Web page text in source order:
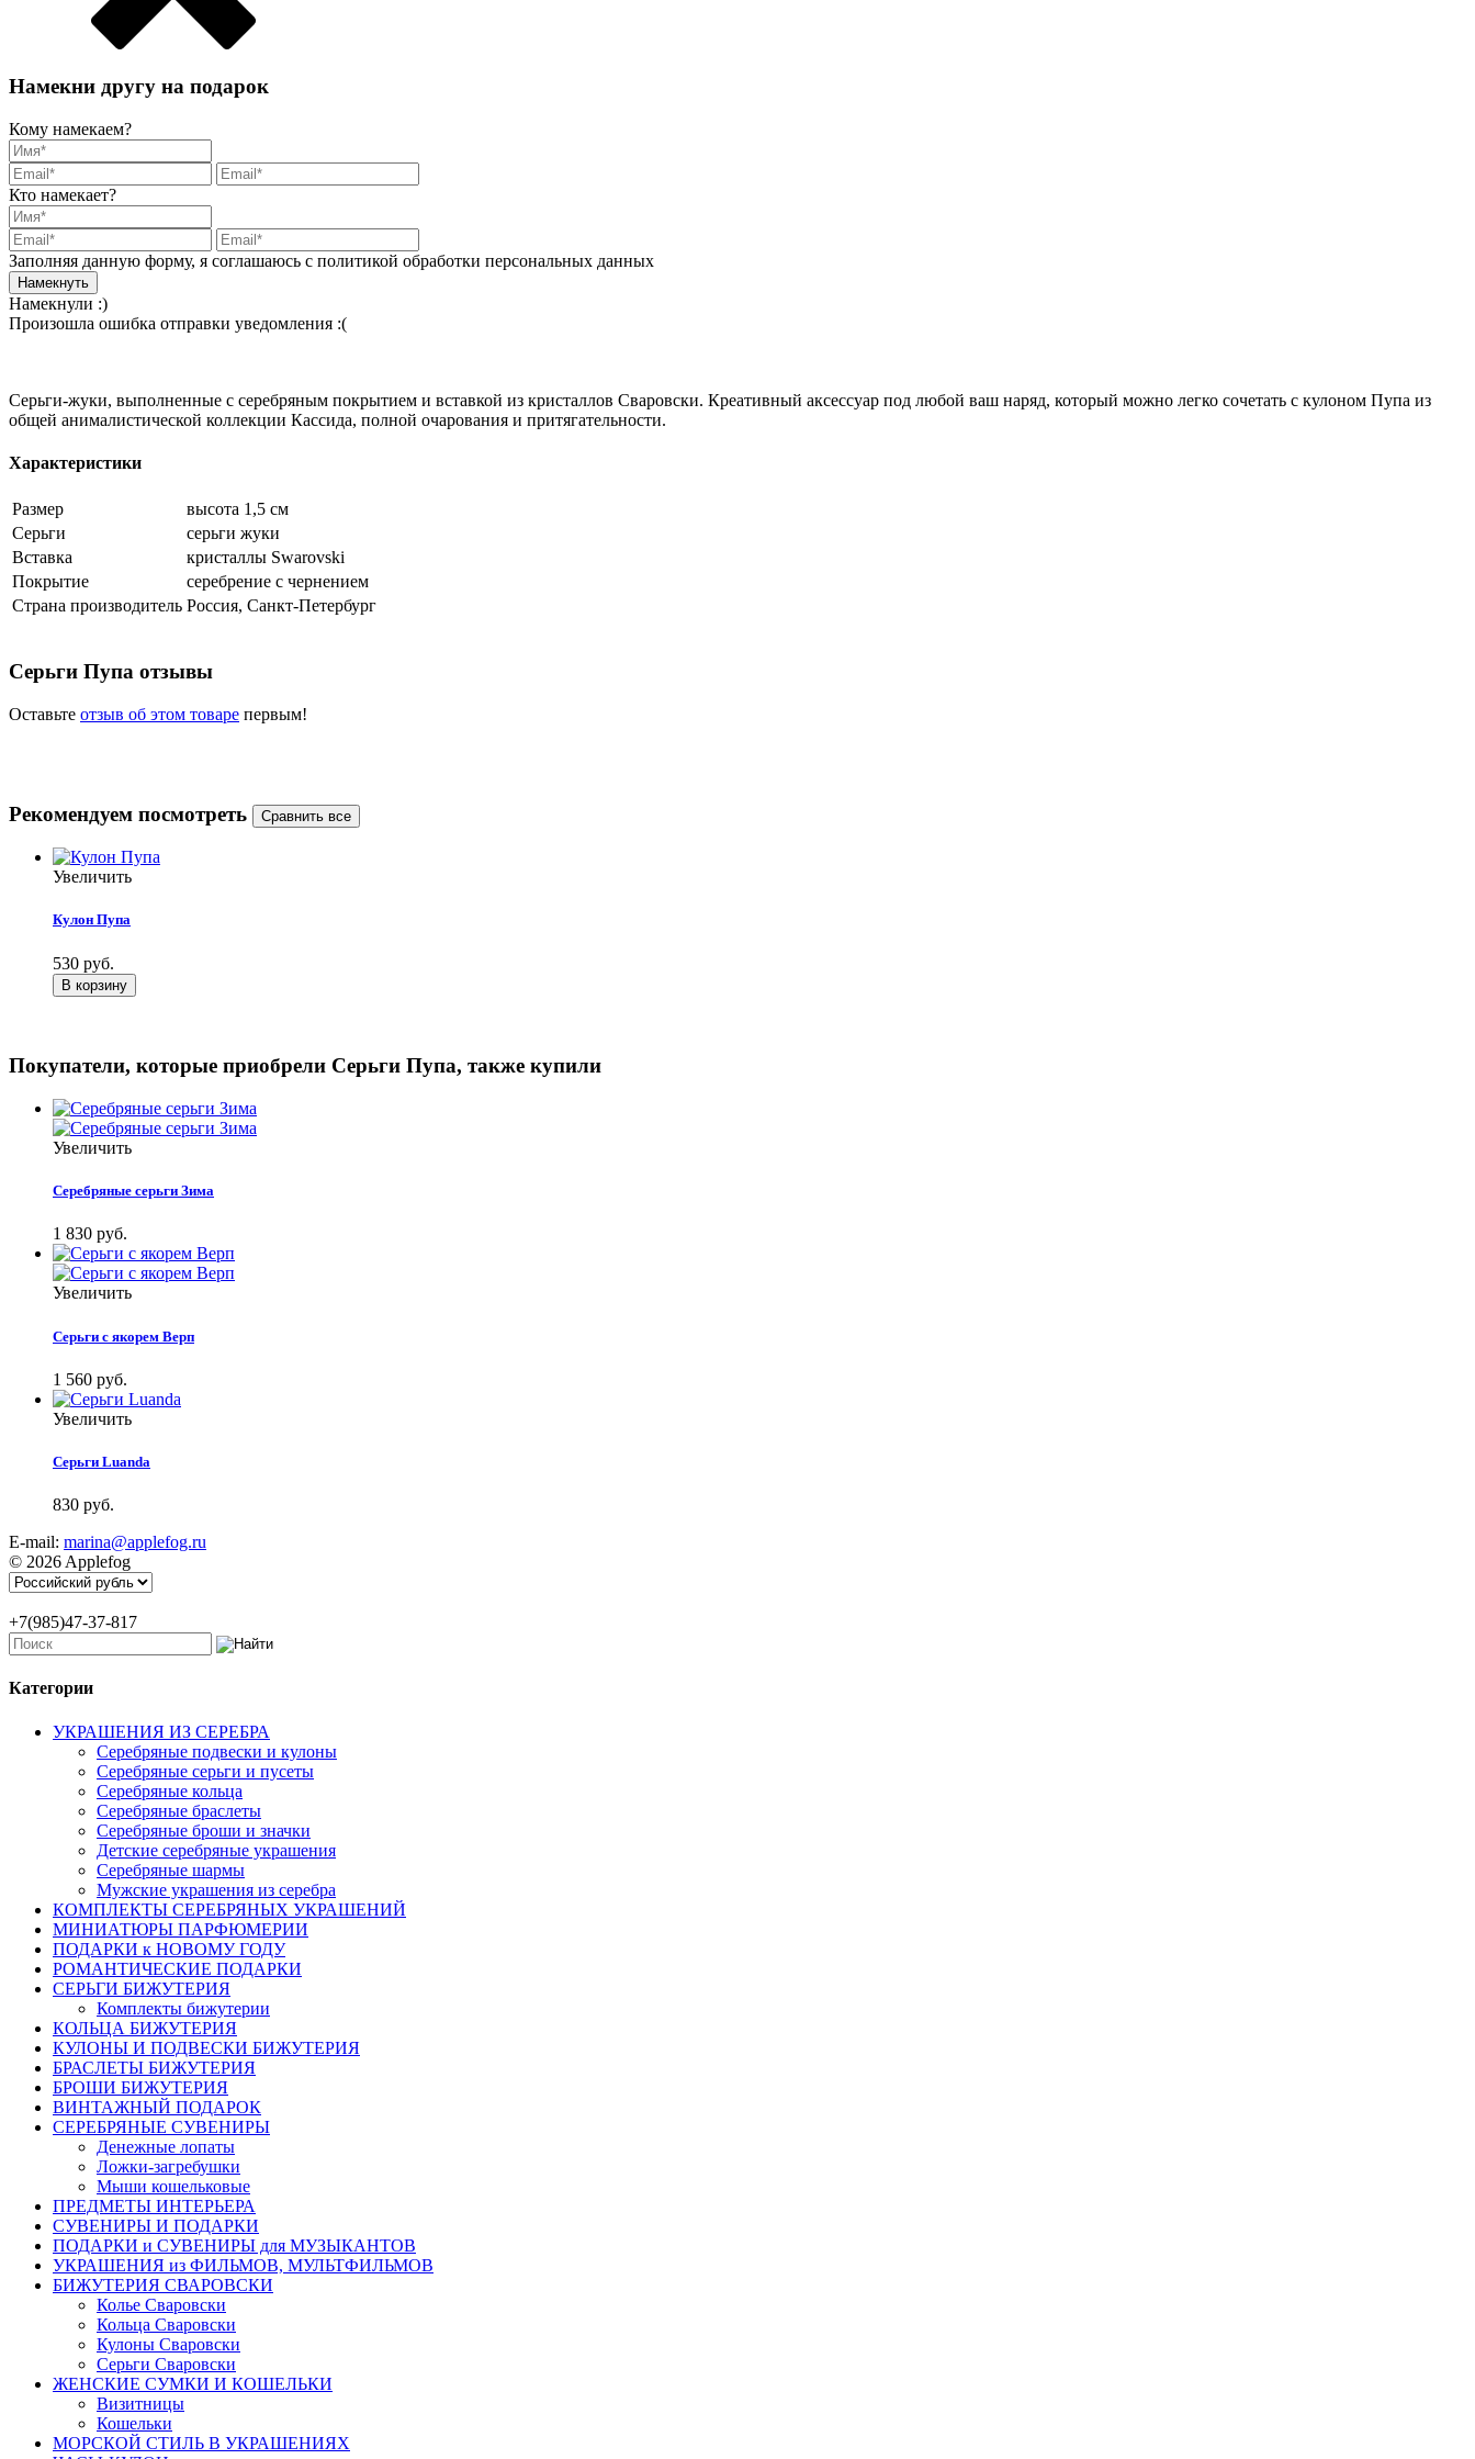
Намекни другу на подарок
Кому намекаем?
Кто намекает?
Заполняя данную форму, я соглашаюсь с политикой обработки персональных данных
Намекнули :)
Произошла ошибка отправки уведомления :(
Серьги-жуки, выполненные с серебряным покрытием и вставкой из кристаллов Сваровски. Креативный аксессуар под любой ваш наряд, который можно легко сочетать с кулоном Пупа из
общей анималистической коллекции Кассида, полной очарования и притягательности.
Характеристики
Размер
высота 1,5 см
Серьги
серьги жуки
Вставка
кристаллы Swarovski
Покрытие
серебрение с чернением
Страна производитель Россия, Санкт-Петербург
Серьги Пупа отзывы
Оставьте отзыв об этом товаре первым!
Рекомендуем посмотреть
Увеличить
Кулон Пупа
530 руб.
Покупатели, которые приобрели Серьги Пупа, также купили
Увеличить
Серебряные серьги Зима
1 830 руб.
Увеличить
Серьги с якорем Верп
1 560 руб.
Увеличить
Серьги Luanda
830 руб.
E-mail: marina@applefog.ru
© 2026 Applefog
+7(985)47-37-817
Категории
УКРАШЕНИЯ ИЗ СЕРЕБРА
Серебряные подвески и кулоны
Серебряные серьги и пусеты
Серебряные кольца
Серебряные браслеты
Серебряные броши и значки
Детские серебряные украшения
Серебряные шармы
Мужские украшения из серебра
КОМПЛЕКТЫ СЕРЕБРЯНЫХ УКРАШЕНИЙ
МИНИАТЮРЫ ПАРФЮМЕРИИ
ПОДАРКИ к НОВОМУ ГОДУ
РОМАНТИЧЕСКИЕ ПОДАРКИ
СЕРЬГИ БИЖУТЕРИЯ
Комплекты бижутерии
КОЛЬЦА БИЖУТЕРИЯ
КУЛОНЫ И ПОДВЕСКИ БИЖУТЕРИЯ
БРАСЛЕТЫ БИЖУТЕРИЯ
БРОШИ БИЖУТЕРИЯ
ВИНТАЖНЫЙ ПОДАРОК
СЕРЕБРЯНЫЕ СУВЕНИРЫ
Денежные лопаты
Ложки-загребушки
Мыши кошельковые
ПРЕДМЕТЫ ИНТЕРЬЕРА
СУВЕНИРЫ И ПОДАРКИ
ПОДАРКИ и СУВЕНИРЫ для МУЗЫКАНТОВ
УКРАШЕНИЯ из ФИЛЬМОВ, МУЛЬТФИЛЬМОВ
БИЖУТЕРИЯ СВАРОВСКИ
Колье Сваровски
Кольца Сваровски
Кулоны Сваровски
Серьги Сваровски
ЖЕНСКИЕ СУМКИ И КОШЕЛЬКИ
Визитницы
Кошельки
МОРСКОЙ СТИЛЬ В УКРАШЕНИЯХ